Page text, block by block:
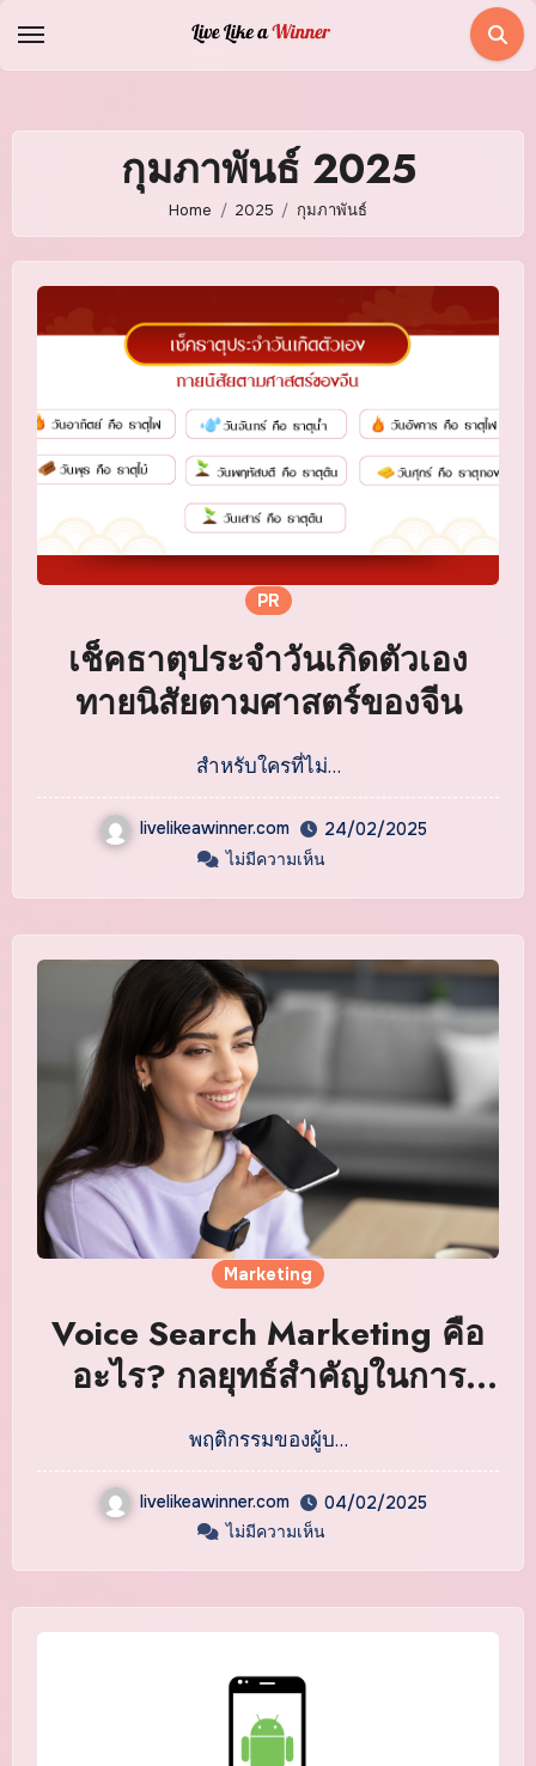
กุมภาพันธ์ 2025
Home 2025 กุมภาพันธ์
PR
เช็คธาตุประจำวันเกิดตัวเอง
ทายนิสัยตามศาสตร์ของจีน
สำหรับใครที่ไม่…
livelikeawinner.com
24/02/2025
ไม่มีความเห็น
Marketing
Voice Search Marketing คือ
อะไร? กลยุทธ์สำคัญในการ
ทำการตลาดยุคใหม่
พฤติกรรมของผู้บ…
livelikeawinner.com
04/02/2025
ไม่มีความเห็น